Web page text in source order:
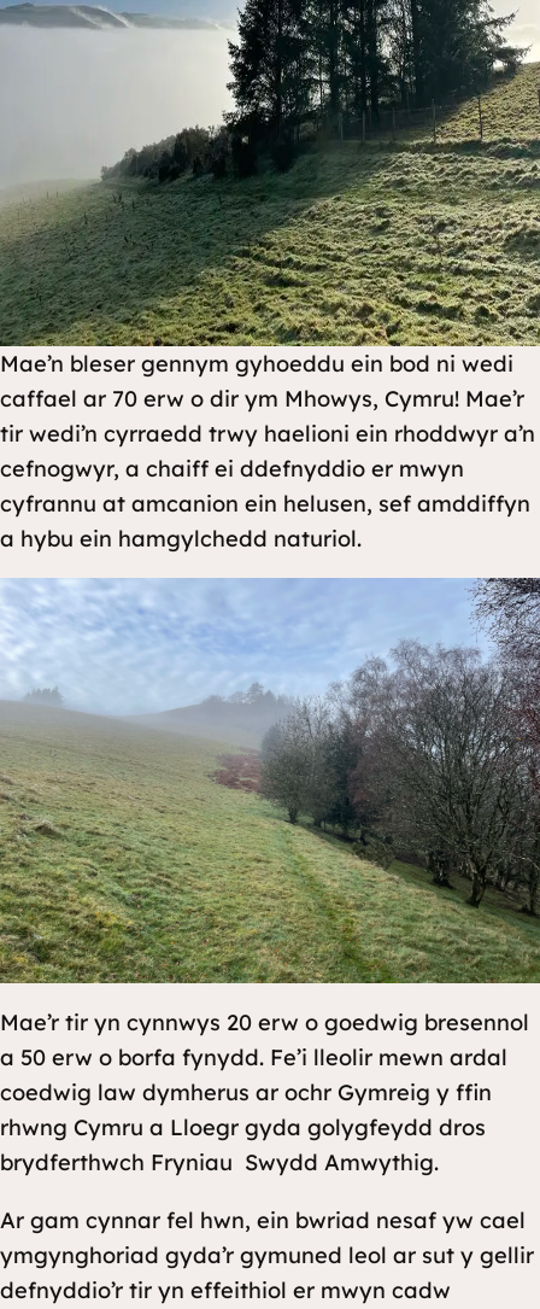
Mae’n bleser gennym gyhoeddu ein bod ni wedi
caffael ar 70 erw o dir ym Mhowys, Cymru! Mae’r
tir wedi’n cyrraedd trwy haelioni ein rhoddwyr a’n
cefnogwyr, a chaiff ei ddefnyddio er mwyn
cyfrannu at amcanion ein helusen, sef amddiffyn
a hybu ein hamgylchedd naturiol.
Mae’r tir yn cynnwys 20 erw o goedwig bresennol
a 50 erw o borfa fynydd. Fe’i lleolir mewn ardal
coedwig law dymherus ar ochr Gymreig y ffin
rhwng Cymru a Lloegr gyda golygfeydd dros
brydferthwch Fryniau Swydd Amwythig.
Ar gam cynnar fel hwn, ein bwriad nesaf yw cael
ymgynghoriad gyda’r gymuned leol ar sut y gellir
defnyddio’r tir yn effeithiol er mwyn cadw